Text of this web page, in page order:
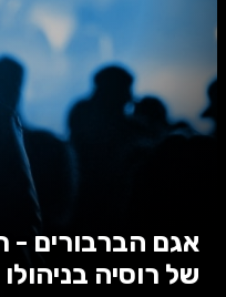
אגם הברבורים -
של רוסיה